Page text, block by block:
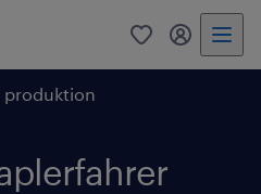
0 Mein
produktion